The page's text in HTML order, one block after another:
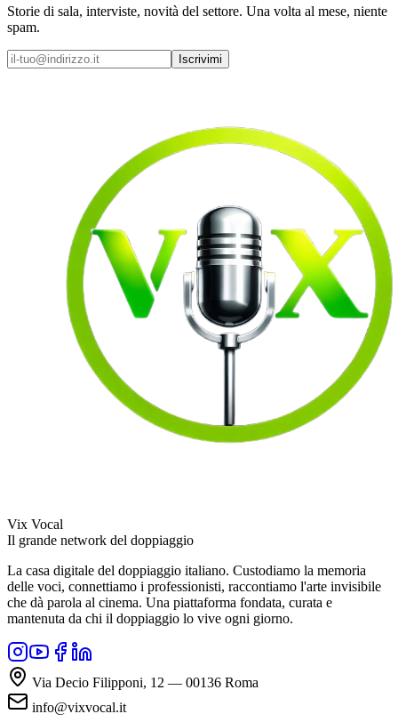
Storie di sala, interviste, novità del settore. Una volta al mese, niente
spam.
Iscrivimi
Vix Vocal
Il grande network del doppiaggio
La casa digitale del doppiaggio italiano. Custodiamo la memoria
delle voci, connettiamo i professionisti, raccontiamo l'arte invisibile
che dà parola al cinema. Una piattaforma fondata, curata e
mantenuta da chi il doppiaggio lo vive ogni giorno.
Via Decio Filipponi, 12 — 00136 Roma
info@vixvocal.it